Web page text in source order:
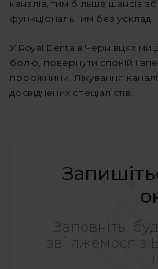
каналів, тим більше шансів
функціональним без
У Royal Denta в Чернівцях
болю, повернути спокій і
порожнини. Лікування
досвідчених спеціалістів.
Заповніть,
зв`яжемося з